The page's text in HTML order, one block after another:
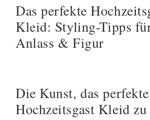
Das perfekte
Kleid: Styling-Tipps
Anlass & Figur
Die Kunst, das perfekte
Hochzeitsgast Kleid